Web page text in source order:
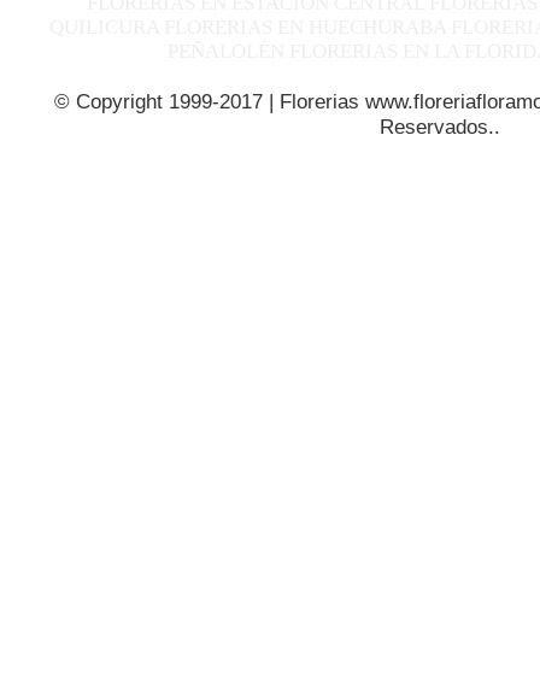
© Copyright 1999-2017 | Florerias
Reservados..